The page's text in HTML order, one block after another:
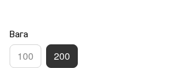
Вага
100 200